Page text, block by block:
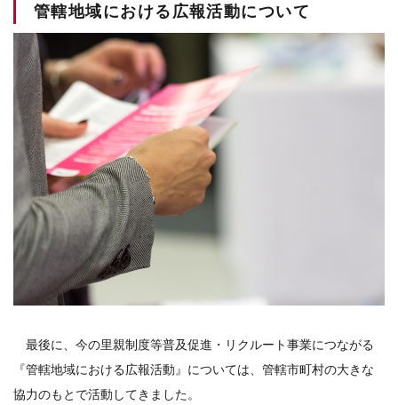
管轄地域における広報活動について
最後に、今の里親制度等普及促進・リクルート事業につながる
『管轄地域における広報活動』については、管轄市町村の大きな
協力のもとで活動してきました。